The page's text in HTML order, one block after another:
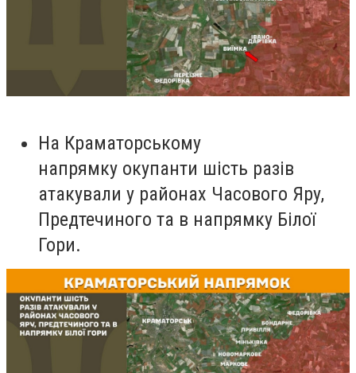
На Краматорському
напрямку окупанти шість разів
атакували у районах Часового Яру,
Предтечиного та в напрямку Білої
Гори.